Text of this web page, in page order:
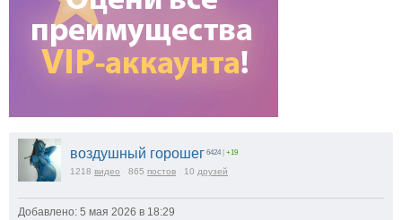
воздушный горошег 6424 +19
1218 видео 865 постов 10 друзей
Добавлено: 5 мая 2026 в 18:29